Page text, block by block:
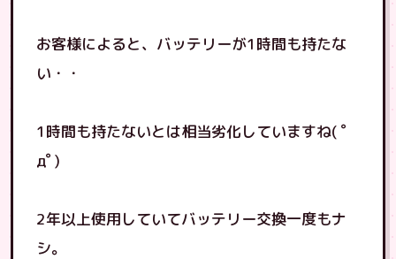
お客様によると、バッテリーが1時間も持たな
い・・
1時間も持たないとは相当劣化していますね( ﾟ
дﾟ)
2年以上使用していてバッテリー交換一度もナ
シ。